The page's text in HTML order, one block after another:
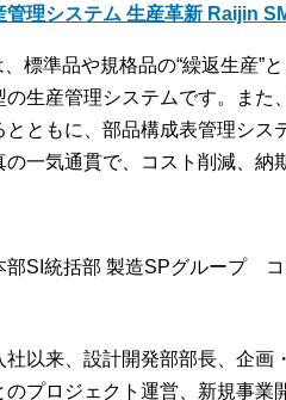
管理システム 生産革新 Raijin
、標準品や規格品の“繰返生産”
生産管理システムです。ま
ともに、部品構成表管理シス
一気通貫で、コスト削減、納
SI統括部 製造SPグループ コ
社以来、設計開発部部長、企
のプロジェクト運営、新規事